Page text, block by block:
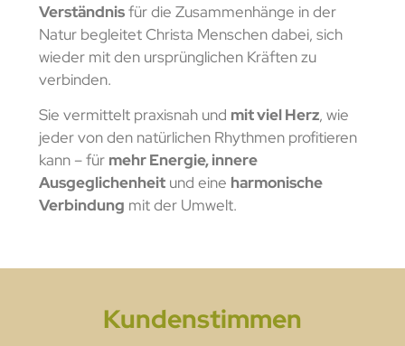
Verständnisfür die Zusammenhänge in der
Natur begleitet Christa Menschen dabei, sich
wieder mit den ursprünglichen Kräften zu
verbinden.
Sie vermittelt praxisnah und mit viel Herz, wie
jeder von den natürlichen Rhythmen profitieren
kann – für mehr Energie, innere
Ausgeglichenheitund eine harmonische
Verbindung mit der Umwelt.
Kundenstimmen